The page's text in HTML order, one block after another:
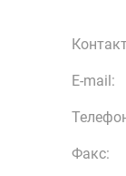
E-mail:
Факс: